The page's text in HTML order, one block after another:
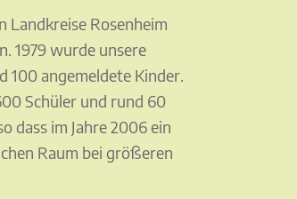
Landkreise Rosenheim
1979 wurde unsere
100 angemeldete Kinder.
Schüler und rund 60
dass im Jahre 2006 ein
Raum bei größeren